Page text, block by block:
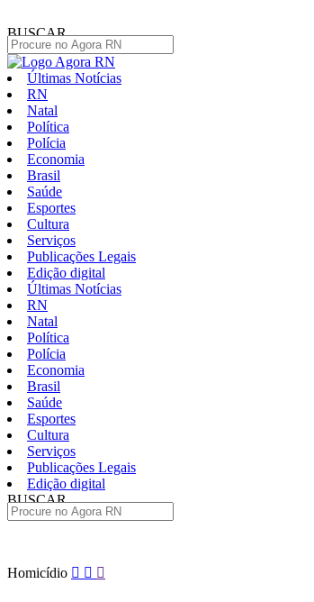
BUSCAR
Últimas Notícias
RN
Natal
Política
Polícia
Economia
Brasil
Saúde
Esportes
Cultura
Serviços
Publicações Legais
Edição digital
Últimas Notícias
RN
Natal
Política
Polícia
Economia
Brasil
Saúde
Esportes
Cultura
Serviços
Publicações Legais
Edição digital
BUSCAR
Pular
Homicídio